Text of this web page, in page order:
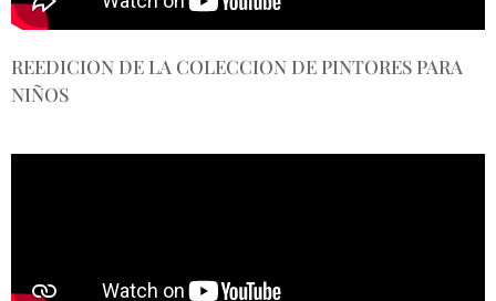
REEDICION DE LA COLECCION DE PINTORES PARA
NIÑOS